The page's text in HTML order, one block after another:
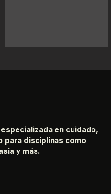
en cuidado,
para disciplinas como
y más.